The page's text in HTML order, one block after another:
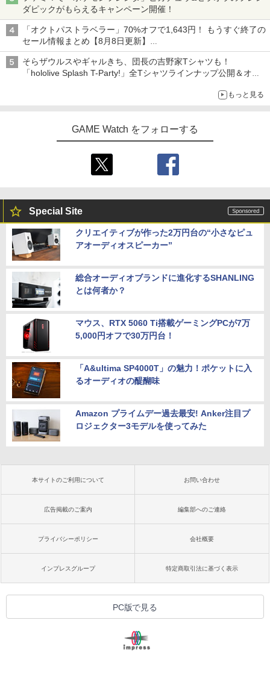
ダピックがもらえるキャンペーン開催！
「オクトパストラベラー」70%オフで1,643円！ もうすぐ終了の
セール情報まとめ【8月8日更新】
ニンテンドーeショップでは「大神 絶景版」が67%オフで990円
そらザウルスやギャルきち、団長の吉野家Tシャツも！
「hololive Splash T-Party!」全Tシャツラインナップ公開＆オン
もっと見る
GAME Watch をフォローする
Special Site
クリエイティブが作った2万円台の“小さなピュ
アオーディオスピーカー”
総合オーディオブランドに進化するSHANLING
とは何者か？
マウス、RTX 5060 Ti搭載ゲーミングPCが7万
5,000円オフで30万円台！
「A&ultima SP4000T」の魅力！ポケットに入
るオーディオの醍醐味
Amazon プライムデー過去最安! Anker注目プ
ロジェクター3モデルを使ってみた
本サイトのご利用について お問い合わせ
広告掲載のご案内 編集部へのご連絡
プライバシーポリシー 会社概要
インプレスグループ 特定商取引法に基づく表示
PC版で見る